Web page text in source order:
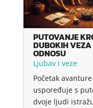
PUTOVANJE
DUBOKIH VEZA
ODNOSU
Ljubav i veze
Početak
uspoređuje s
dvoje ljudi